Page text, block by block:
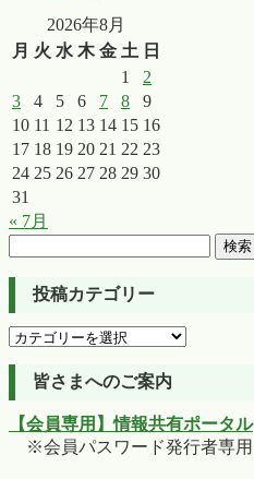
2026年8月
月 火 水 木 金 土 日
1
2
3
4 5 6 7 8
9
10 11 12 13 14 15 16
17 18 19 20 21 22 23
24 25 26 27 28 29 30
31
« 7月
投稿カテゴリー
投
テ
ゴ
皆さまへのご案内
【会員専用】情報共有ポータル
※会員パスワード発行者専用